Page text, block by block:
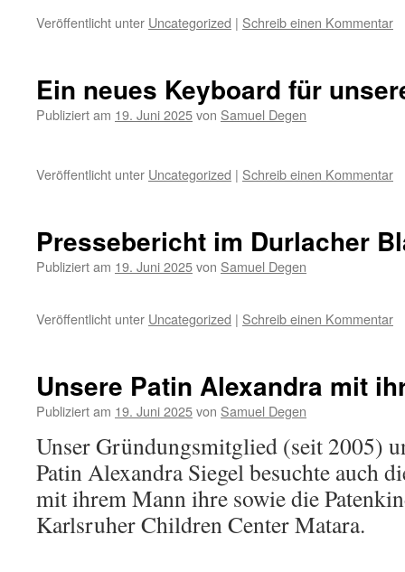
Veröffentlicht unter Uncategorized | Schreib einen Kommentar
Ein neues Keyboard für
Publiziert am 19. Juni 2025von Samuel Degen
Veröffentlicht unter Uncategorized | Schreib einen Kommentar
Pressebericht im Durlacher
Publiziert am 19. Juni 2025von Samuel Degen
Veröffentlicht unter Uncategorized | Schreib einen Kommentar
Unsere Patin Alexandra mit
Publiziert am 19. Juni 2025von Samuel Degen
Unser Gründungsmitglied (seit 2005)
Patin Alexandra Siegel besuchte auch
mit ihrem Mann ihre sowie die
Karlsruher Children Center Matara.